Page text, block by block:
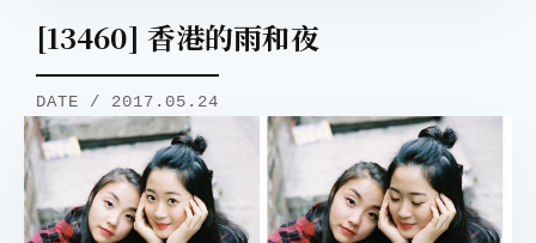
[13460] 香港的雨和夜
DATE / 2017.05.24
取消 搜索